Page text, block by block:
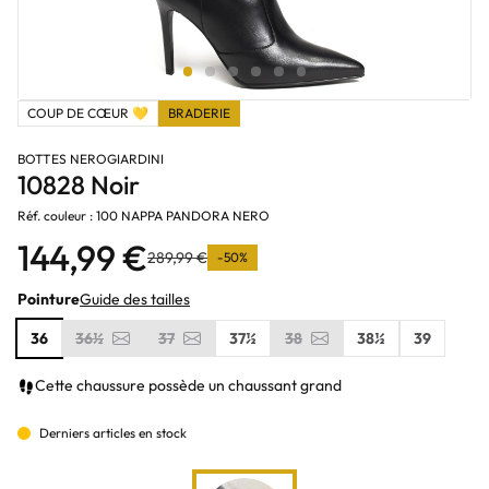
COUP DE CŒUR 💛 BRADERIE
BOTTES NEROGIARDINI
10828 Noir
Réf. couleur : 100 NAPPA PANDORA NERO
144,99 €289,99 € -50%
PointureGuide des tailles
36
36½ 37 37½ 38 38½ 39
Cette chaussure possède un chaussant grand
Derniers articles en stock